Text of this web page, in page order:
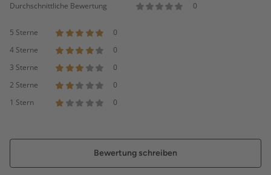
Durchschnittliche Bewertung 0
5 Sterne
0
4 Sterne
0
3 Sterne
0
2 Sterne
0
1 Stern
0
Bewertung schreiben